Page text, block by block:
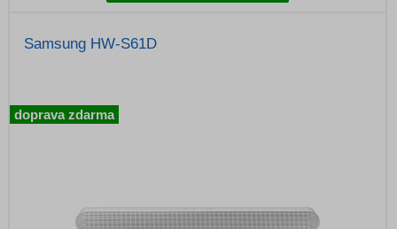
Samsung HW-S61D
doprava zdarma